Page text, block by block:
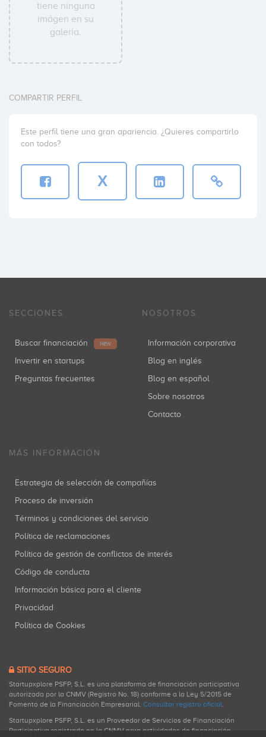
tiene ninguna
imágen en su
galería.
COMPARTIR PERFIL
Este perfil tiene una gran apariencia. ¿Quieres compartirlo
con todos?
X
SECCIONES
Buscar financiación NEW
Invertir en startups
Preguntas frecuentes
NOSOTROS
Información corporativa
Blog en inglés
Blog en español
Sobre nosotros
Contacto
MÁS INFORMACIÓN
Estrategia de selección de compañías
Proceso de inversión
Términos y condiciones del servicio
Política de reclamaciones
Política de gestión de conflictos de interés
Código de conducta
Información básica para el cliente
Privacidad
Política de Cookies
SITIO SEGURO
Startupxplore PSFP, S.L. es una plataforma de financiación participativa
autorizada por la CNMV (Registro No. 18) conforme a la Ley 5/2015 de
Fomento de la Financiación Empresarial. Consultar registro oficial.
Startupxplore PSFP, S.L. es un Proveedor de Servicios de Financiación
Participativa registrado en la CNMV para actividades de financiación